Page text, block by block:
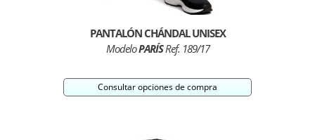
PANTALÓN CHÁNDAL UNISEX
ModeloPARÍSRef. 189/17
Consultar opciones de compra